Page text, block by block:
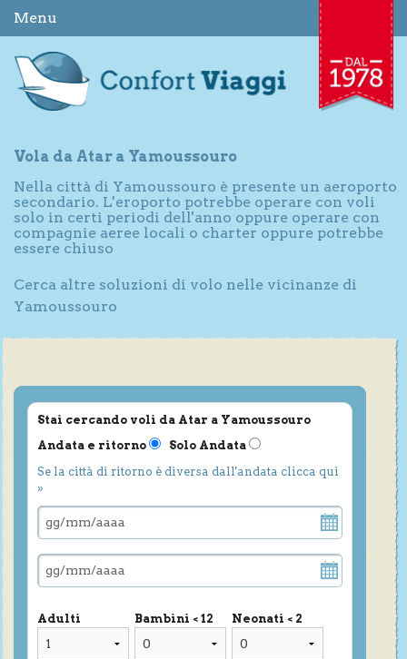
Menu
Vola da Atar a Yamoussouro
Nella città di Yamoussouro è presente un aeroporto
secondario. L'eroporto potrebbe operare con voli
solo in certi periodi dell'anno oppure operare con
compagnie aeree locali o charter oppure potrebbe
essere chiuso
Cerca altre soluzioni di volo nelle vicinanze di
Yamoussouro
Stai cercando voli da Atar a Yamoussouro
Andata e ritorno
Solo Andata
Se la città di ritorno è diversa dall'andata clicca qui
»
Adulti Bambini < 12 Neonati < 2